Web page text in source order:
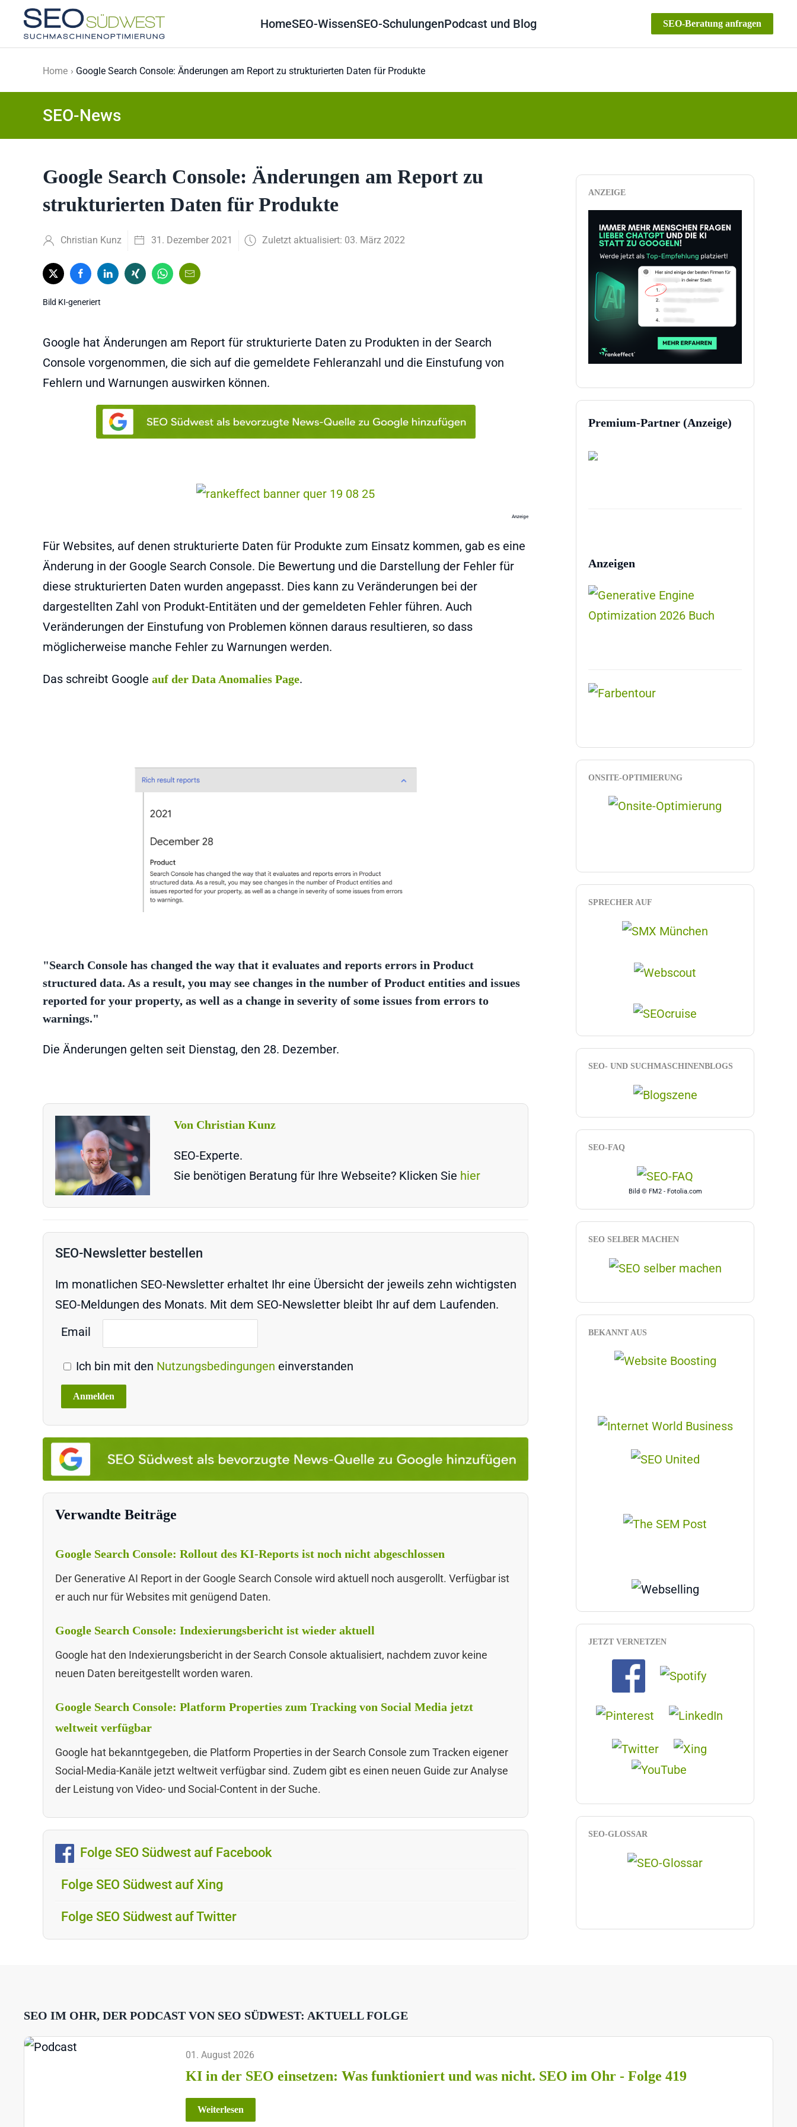
Skip to main content
HomeSEO-WissenSEO-SchulungenPodcast und Blog SEO-Beratung anfragen
Home Google Search Console: Änderungen am Report zu strukturierten Daten für Produkte
SEO-News
Google Search Console: Änderungen am Report zu
strukturierten Daten für Produkte
Christian Kunz 31. Dezember 2021 Zuletzt aktualisiert: 03. März 2022
Bild KI-generiert
Google hat Änderungen am Report für strukturierte Daten zu Produkten in der Search
Console vorgenommen, die sich auf die gemeldete Fehleranzahl und die Einstufung von
Fehlern und Warnungen auswirken können.
Anzeige
Für Websites, auf denen strukturierte Daten für Produkte zum Einsatz kommen, gab es eine
Änderung in der Google Search Console. Die Bewertung und die Darstellung der Fehler für
diese strukturierten Daten wurden angepasst. Dies kann zu Veränderungen bei der
dargestellten Zahl von Produkt-Entitäten und der gemeldeten Fehler führen. Auch
Veränderungen der Einstufung von Problemen können daraus resultieren, so dass
möglicherweise manche Fehler zu Warnungen werden.
Das schreibt Google auf der Data Anomalies Page.
"Search Console has changed the way that it evaluates and reports errors in Product
structured data. As a result, you may see changes in the number of Product entities and issues
reported for your property, as well as a change in severity of some issues from errors to
warnings."
Die Änderungen gelten seit Dienstag, den 28. Dezember.
Von Christian Kunz
SEO-Experte.
Sie benötigen Beratung für Ihre Webseite? Klicken Sie hier
SEO-Newsletter bestellen
Im monatlichen SEO-Newsletter erhaltet Ihr eine Übersicht der jeweils zehn wichtigsten
SEO-Meldungen des Monats. Mit dem SEO-Newsletter bleibt Ihr auf dem Laufenden.
Email
Ich bin mit den Nutzungsbedingungen einverstanden
Verwandte Beiträge
Google Search Console: Rollout des KI-Reports ist noch nicht abgeschlossen
Der Generative AI Report in der Google Search Console wird aktuell noch ausgerollt. Verfügbar ist
er auch nur für Websites mit genügend Daten.
Google Search Console: Indexierungsbericht ist wieder aktuell
Google hat den Indexierungsbericht in der Search Console aktualisiert, nachdem zuvor keine
neuen Daten bereitgestellt worden waren.
Google Search Console: Platform Properties zum Tracking von Social Media jetzt
weltweit verfügbar
Google hat bekanntgegeben, die Platform Properties in der Search Console zum Tracken eigener
Social-Media-Kanäle jetzt weltweit verfügbar sind. Zudem gibt es einen neuen Guide zur Analyse
der Leistung von Video- und Social-Content in der Suche.
Folge SEO Südwest auf Facebook
Folge SEO Südwest auf Xing
Folge SEO Südwest auf Twitter
ANZEIGE
Premium-Partner (Anzeige)
Anzeigen
ONSITE-OPTIMIERUNG
SPRECHER AUF
SEO- UND SUCHMASCHINENBLOGS
SEO-FAQ
Bild © FM2 - Fotolia.com
SEO SELBER MACHEN
BEKANNT AUS
JETZT VERNETZEN
SEO-GLOSSAR
SEO IM OHR, DER PODCAST VON SEO SÜDWEST: AKTUELL FOLGE
01. August 2026
KI in der SEO einsetzen: Was funktioniert und was nicht. SEO im Ohr - Folge 419
Weiterlesen